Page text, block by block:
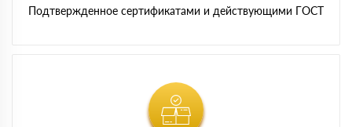
Подтвержденное сертификатами и действующими ГОСТ